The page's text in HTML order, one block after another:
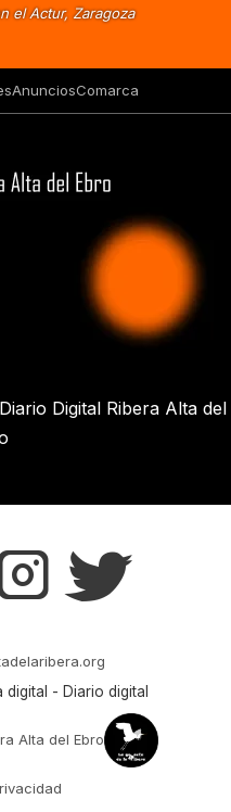
el Actur, Zaragoza
AnunciosComarca
Digital Ribera Alta del
r
- Diario digital
Alta del Ebro